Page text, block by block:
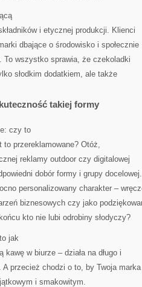
i etycznej produkcji. Klienci
dbające o środowisko i społecznie
To wszystko sprawia, że czekoladki
słodkim dodatkiem, ale także
takiej formy
czy to
to przereklamowane? Otóż,
reklamy outdoor czy digitalowej
dobór formy i grupy docelowej.
personalizowany charakter –
biznesowych czy jako
kto nie lubi odrobiny słodyczy?
jak
w biurze – działa na długo i
A przecież chodzi o to, by Twoja marka
i smakowitym.